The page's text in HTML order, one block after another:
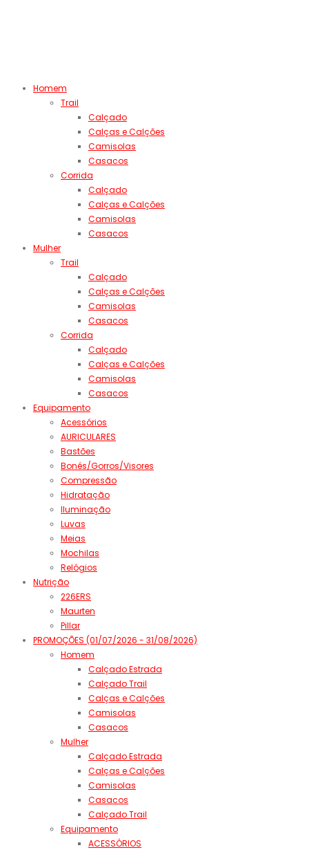
Homem
Trail
Calçado
Calças e Calções
Camisolas
Casacos
Corrida
Calçado
Calças e Calções
Camisolas
Casacos
Mulher
Trail
Calçado
Calças e Calções
Camisolas
Casacos
Corrida
Calçado
Calças e Calções
Camisolas
Casacos
Equipamento
Acessórios
AURICULARES
Bastões
Bonés/Gorros/Visores
Compressão
Hidratação
Iluminação
Luvas
Meias
Mochilas
Relógios
Nutrição
226ERS
Maurten
Pillar
PROMOÇÕES (01/07/2026 - 31/08/2026)
Homem
Calçado Estrada
Calçado Trail
Calças e Calções
Camisolas
Casacos
Mulher
Calçado Estrada
Calças e Calções
Camisolas
Casacos
Calçado Trail
Equipamento
ACESSÓRIOS